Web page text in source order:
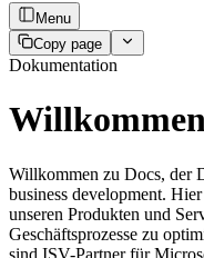
Menu
Copy page
Dokumentation
Willkommen zu Docs, der
business development.
unseren Produkten und
Geschäftsprozesse zu
sind ISV-Partner für